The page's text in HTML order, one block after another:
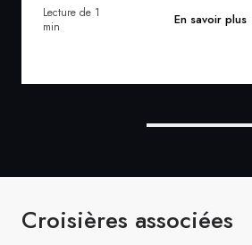
Lecture de 1
min
En savoir plus
Croisières associées